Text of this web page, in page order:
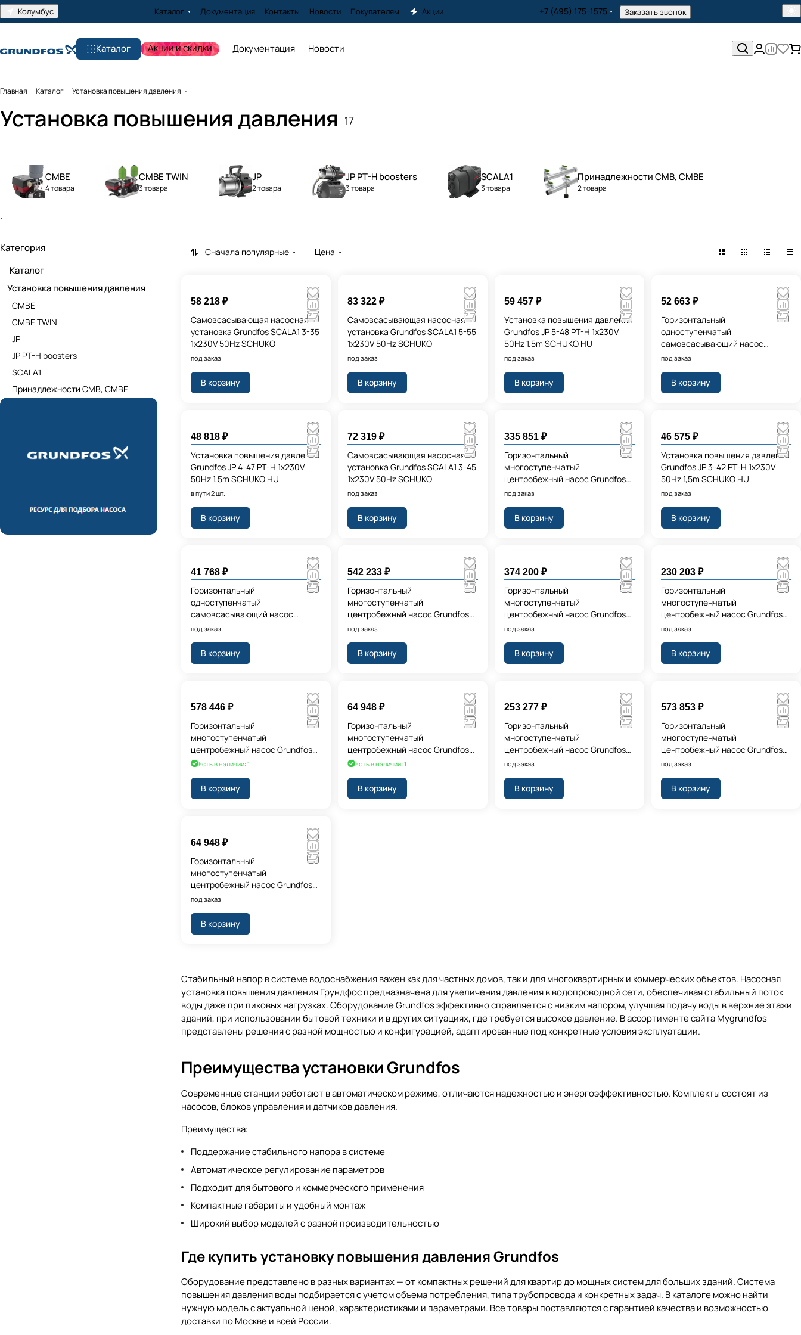
Колумбус Каталог Документация Контакты Новости Покупателям Акции +7 (495) 175-1575 Заказать звонок
Каталог Акции и скидки Документация Новости
Главная Каталог Установка повышения давления
Установка повышения давления 17
CMBE
4 товара
CMBE TWIN
3 товара
JP
2 товара
JP PT-H boosters
3 товара
SCALA1
3 товара
Принадлежности CMB, CMBE
2 товара
.
Сначала популярные Цена
58 218 ₽
Самовсасывающая насосная
установка Grundfos SCALA1 3-35
1x230V 50Hz SCHUKO
под заказ
В корзину
83 322 ₽
Самовсасывающая насосная
установка Grundfos SCALA1 5-55
1x230V 50Hz SCHUKO
под заказ
В корзину
59 457 ₽
Установка повышения давления
Grundfos JP 5-48 PT-H 1x230V
50Hz 1.5m SCHUKO HU
под заказ
В корзину
52 663 ₽
Горизонтальный
одноступенчатый
самовсасывающий насос
Grundfos JP 5-48 1x230V 50Hz
под заказ
В корзину
48 818 ₽
Установка повышения давления
Grundfos JP 4-47 PT-H 1x230V
50Hz 1,5m SCHUKO HU
в пути 2 шт.
В корзину
72 319 ₽
Самовсасывающая насосная
установка Grundfos SCALA1 3-45
1x230V 50Hz SCHUKO
под заказ
В корзину
335 851 ₽
Горизонтальный
многоступенчатый
центробежный насос Grundfos
CMBE5-62 I-U-C-C-D-B 1x220-
под заказ
В корзину
46 575 ₽
Установка повышения давления
Grundfos JP 3-42 PT-H 1x230V
50Hz 1,5m SCHUKO HU
под заказ
В корзину
41 768 ₽
Горизонтальный
одноступенчатый
самовсасывающий насос
Grundfos JP 4-47 1x230V 50Hz
под заказ
В корзину
542 233 ₽
Горизонтальный
многоступенчатый
центробежный насос Grundfos
CMBE TWIN 3-62
под заказ
В корзину
374 200 ₽
Горизонтальный
многоступенчатый
центробежный насос Grundfos
CMBE10-54 I-U-C-C-D-C 1x220-
под заказ
В корзину
230 203 ₽
Горизонтальный
многоступенчатый
центробежный насос Grundfos
CMBE3-62 I-U-C-C-D-A 1x220-
под заказ
В корзину
578 446 ₽
Горизонтальный
многоступенчатый
центробежный насос Grundfos
CMBE TWIN 3-93
Есть в наличии: 1
В корзину
64 948 ₽
Горизонтальный
многоступенчатый
центробежный насос Grundfos
CMBE TWIN Inlet and Outlet Pipe
Есть в наличии: 1
В корзину
253 277 ₽
Горизонтальный
многоступенчатый
центробежный насос Grundfos
CMBE3-93 I-U-C-C-D-A 1x220-
под заказ
В корзину
573 853 ₽
Горизонтальный
многоступенчатый
центробежный насос Grundfos
CMBE TWIN 5-62
под заказ
В корзину
64 948 ₽
Горизонтальный
многоступенчатый
центробежный насос Grundfos
CMBE TWIN Inlet and Outlet Pipe
под заказ
В корзину
Стабильный напор в системе водоснабжения важен как для частных домов, так и для многоквартирных и коммерческих объектов. Насосная
установка повышения давления Грундфос предназначена для увеличения давления в водопроводной сети, обеспечивая стабильный поток
воды даже при пиковых нагрузках. Оборудование Grundfos эффективно справляется с низким напором, улучшая подачу воды в верхние этажи
зданий, при использовании бытовой техники и в других ситуациях, где требуется высокое давление. В ассортименте сайта Mygrundfos
представлены решения с разной мощностью и конфигурацией, адаптированные под конкретные условия эксплуатации.
Преимущества установкиGrundfos
Современные станции работают в автоматическом режиме, отличаются надежностью и энергоэффективностью. Комплекты состоят из
насосов, блоков управления и датчиков давления.
Преимущества:
Поддержание стабильного напора в системе
Автоматическое регулирование параметров
Подходит для бытового и коммерческого применения
Компактные габариты и удобный монтаж
Широкий выбор моделей с разной производительностью
Где купить установку повышения давления Grundfos
Оборудование представлено в разных вариантах — от компактных решений для квартир до мощных систем для больших зданий. Система
повышения давления воды подбирается с учетом объема потребления, типа трубопровода и конкретных задач. В каталоге можно найти
нужную модель с актуальной ценой, характеристиками и параметрами. Все товары поставляются с гарантией качества и возможностью
доставки по Москве и всей России.
Категория
Каталог
Установка повышения давления
CMBE
CMBE TWIN
JP
JP PT-H boosters
SCALA1
Принадлежности CMB, CMBE